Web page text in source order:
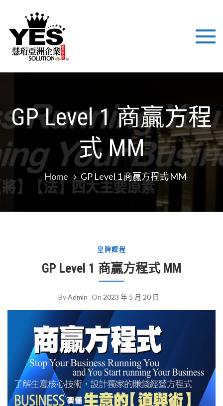
訓、立足亞洲市場，致
GP Level 1 商贏方程
式 MM
Home GP Level 1 商贏方程式 MM
皇牌課程
GP Level 1 商贏方程式 MM
ByAdmin On 2023 年 5 月 20 日